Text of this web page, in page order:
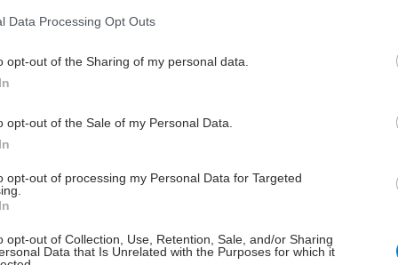
Data Processing Opt Outs
opt-out of the Sharing of my personal data.
opt-out of the Sale of my Personal Data.
opt-out of processing my Personal Data for Targeted
opt-out of Collection, Use, Retention, Sale, and/or Sharing
Data that Is Unrelated with the Purposes for which it
το iatronet.gr στο Discover
σήμερα